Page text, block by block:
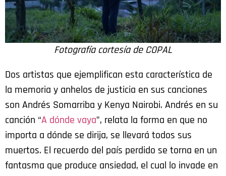
Fotografía cortesía de COPAL
Dos artistas que ejemplifican esta característica de
la memoria y anhelos de justicia en sus canciones
son Andrés Somarriba y Kenya Nairobi. Andrés en su
canción “A dónde vaya”, relata la forma en que no
importa a dónde se dirija, se llevará todos sus
muertos. El recuerdo del país perdido se torna en un
fantasma que produce ansiedad, el cual lo invade en